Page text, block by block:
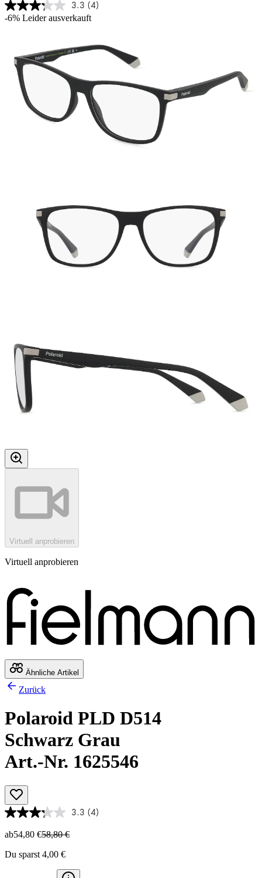
3.3 (4)
-6% Leider ausverkauft
Virtuell anprobieren
Virtuell anprobieren
Ähnliche Artikel
Zurück
Polaroid PLD D514
Schwarz Grau
Art.-Nr. 1625546
3.3 (4)
ab54,80 €58,80 €
Du sparst 4,00 €